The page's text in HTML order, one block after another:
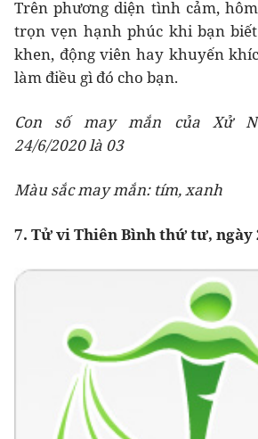
Trên phương diện tình cảm,
trọn vẹn hạnh phúc khi bạn
khen, động viên hay khuyến
làm điều gì đó cho bạn.
Con số may mắn của Xử
24/6/2020 là 03
Màu sắc may mắn: tím, xanh
7. Tử vi Thiên Bình thứ tư, ngày